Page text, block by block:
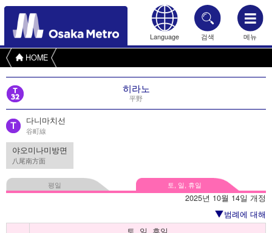
Language 검색 메뉴
HOME
히라노
平野
다니마치선
谷町線
야오미나미방면
八尾南方面
평일 토, 일, 휴일
2025년 10월 14일 개정
범례에 대해